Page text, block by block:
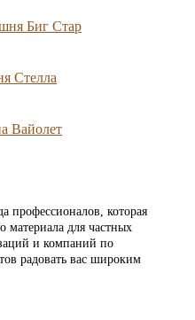
Биг Стар
Стелла
Вайолет
профессионалов, которая
материала для частных
и компаний по
радовать вас широким